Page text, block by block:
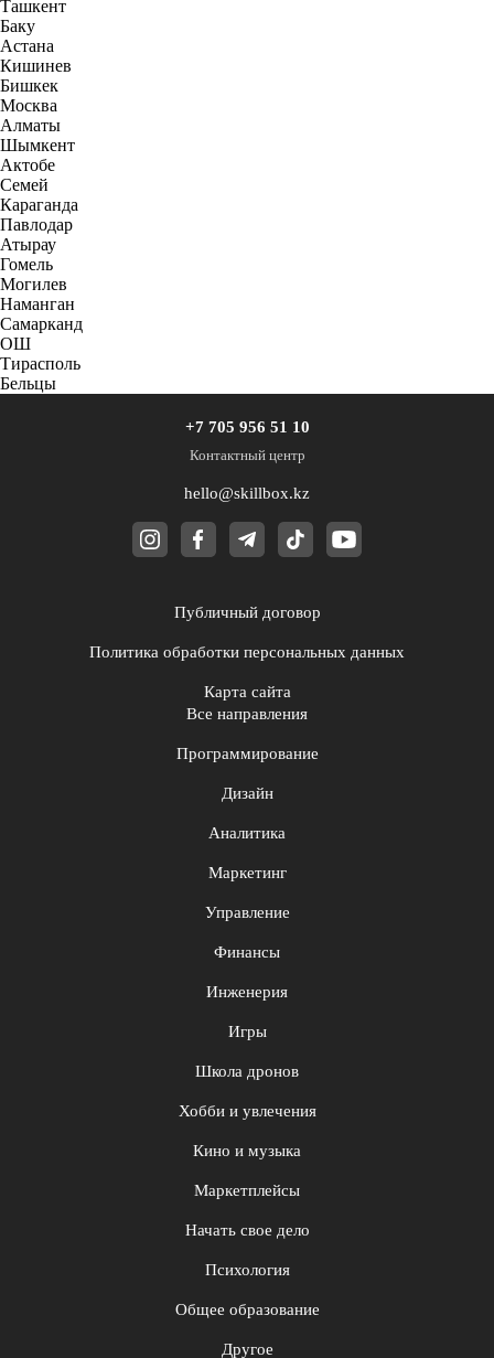
Ташкент
Баку
Астана
Кишинев
Бишкек
Москва
Алматы
Шымкент
Актобе
Семей
Караганда
Павлодар
Атырау
Гомель
Могилев
Наманган
Самарканд
ОШ
Тирасполь
Бельцы
+7 705 956 51 10
Контактный центр
hello@skillbox.kz
Публичный договор
Политика обработки персональных данных
Карта сайта
Все направления
Программирование
Дизайн
Аналитика
Маркетинг
Управление
Финансы
Инженерия
Игры
Школа дронов
Хобби и увлечения
Кино и музыка
Маркетплейсы
Начать свое дело
Психология
Общее образование
Другое